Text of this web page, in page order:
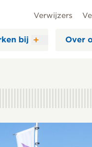
bij Over
Verwijzers